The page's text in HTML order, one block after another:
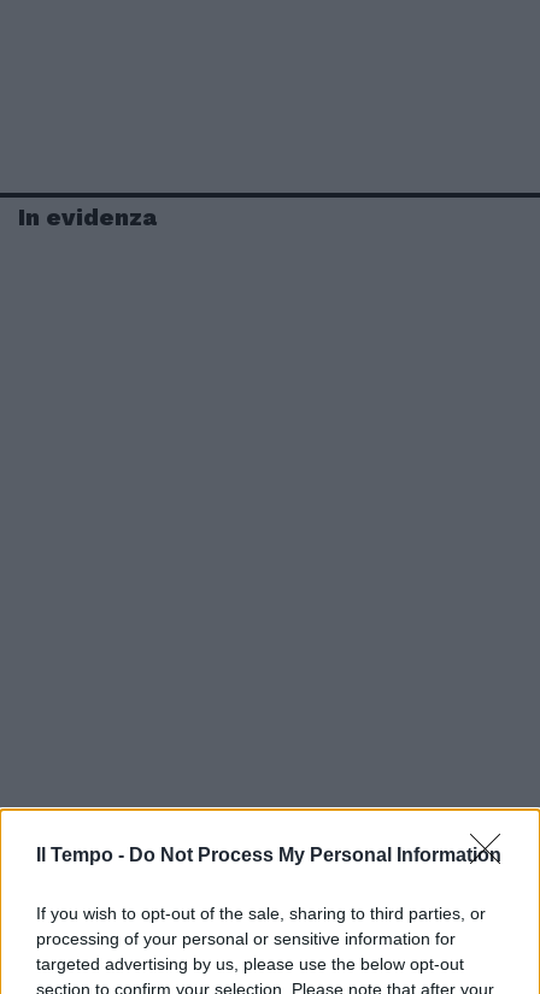
Il Tempo - Do Not Process My Personal Information
If you wish to opt-out of the sale, sharing to third parties, or
processing of your personal or sensitive information for
targeted advertising by us, please use the below opt-out
section to confirm your selection. Please note that after your
In evidenza